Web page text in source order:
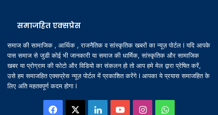
समाजहित एक्सप्रेस
समाज की सामाजिक , आर्थिक , राजनैतिक व सांस्कृतिक खबरों का न्यूज़ पोर्टल l यदि आपके
पास समाज से जुडी कोई भी जानकारी या समाज की धार्मिक, सांस्कृतिक और सामाजिक
खबर या प्रोग्राम की फोटो और विडियो का संकलन हो तो आप हमे मेल द्वारा प्रेषित करें,
उसे हम समाजहित एक्सप्रेस न्यूज़ पोर्टल में प्रकाशित करेंगे l आपका ये प्रयास समाजहित के
लिए अति महतवपूर्ण कदम होगा l
Facebook LinkedInYouTubeInstagramWhatsApp